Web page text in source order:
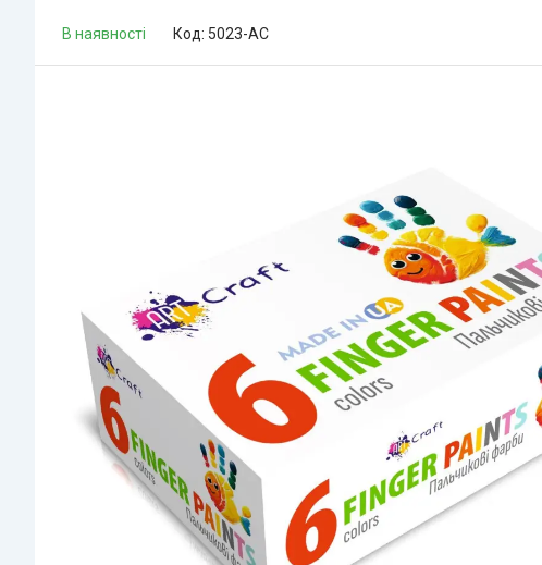
В наявності Код: 5023-AC